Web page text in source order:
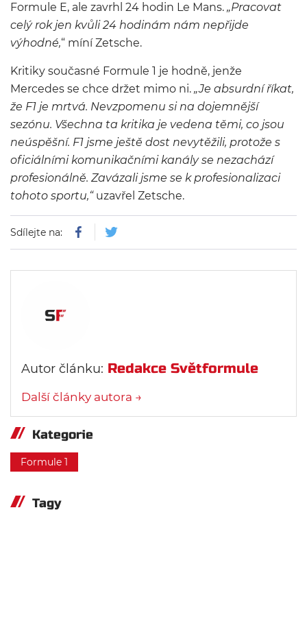
Formule E, ale zavrhl 24 hodin Le Mans. „Pracovat
celý rok jen kvůli 24 hodinám nám nepřijde
výhodné,“ míní Zetsche.
Kritiky současné Formule 1 je hodně, jenže
Mercedes se chce držet mimo ni. „Je absurdní říkat,
že F1 je mrtvá. Nevzpomenu si na dojemnější
sezónu. Všechna ta kritika je vedena těmi, co jsou
neúspěšní. F1 jsme ještě dost nevytěžili, protože s
oficiálními komunikačními kanály se nezachází
profesionálně. Zavázali jsme se k profesionalizaci
tohoto sportu,“uzavřel Zetsche.
Sdílejte na:
Autor článku: Redakce Světformule
Další články autora →
Kategorie
Formule 1
Tagy